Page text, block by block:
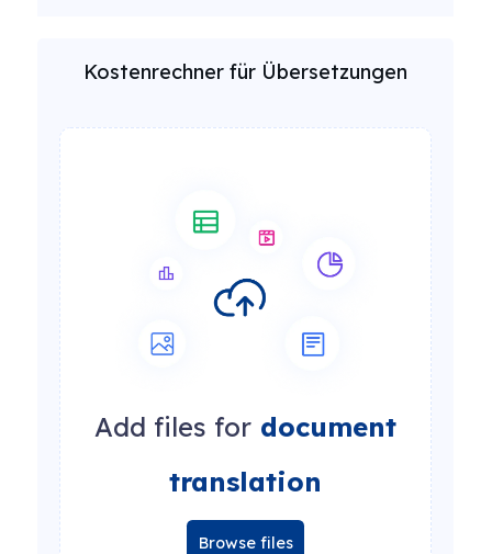
Kostenrechner für Übersetzungen
Add files for document
translation
Browse files